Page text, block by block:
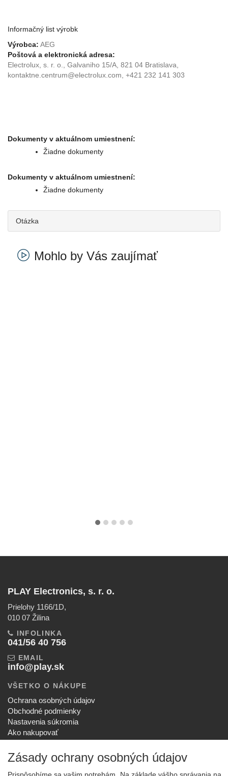
Informačný list výrobk
Výrobca: AEG
Poštová a elektronická adresa:
Electrolux, s. r. o., Galvaniho 15/A, 821 04 Bratislava,
kontaktne.centrum@electrolux.com, +421 232 141 303
Dokumenty v aktuálnom umiestnení:
Žiadne dokumenty
Dokumenty v aktuálnom umiestnení:
Žiadne dokumenty
Otázka
Mohlo by Vás zaujímať
PLAY Electronics, s. r. o.
Prielohy 1166/1D,
010 07 Žilina
INFOLINKA
041/56 40 756
EMAIL
info@play.sk
VŠETKO O NÁKUPE
Ochrana osobných údajov
Obchodné podmienky
Nastavenia súkromia
Ako nakupovať
SPOLOČNOSŤ
O nás
Zásady ochrany osobných údajov